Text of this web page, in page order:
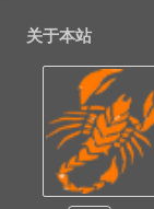
关于本站